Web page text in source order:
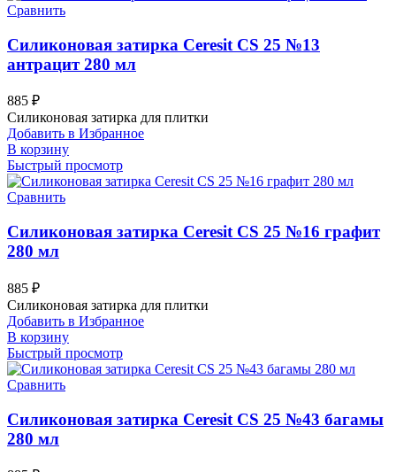
Сравнить
Силиконовая затирка Ceresit CS 25 №13
антрацит 280 мл
885 ₽
Силиконовая затирка для плитки
Добавить в Избранное
В корзину
Быстрый просмотр
Сравнить
Силиконовая затирка Ceresit CS 25 №16 графит
280 мл
885 ₽
Силиконовая затирка для плитки
Добавить в Избранное
В корзину
Быстрый просмотр
Сравнить
Силиконовая затирка Ceresit CS 25 №43 багамы
280 мл